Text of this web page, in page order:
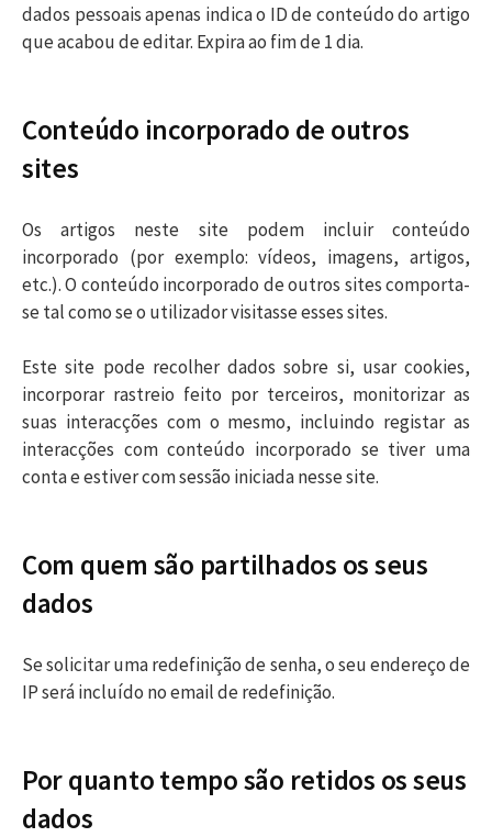
dados pessoais apenas indica o ID de conteúdo do artigo
que acabou de editar. Expira ao fim de 1 dia.
Conteúdo incorporado de outros
sites
Os artigos neste site podem incluir conteúdo
incorporado (por exemplo: vídeos, imagens, artigos,
etc.). O conteúdo incorporado de outros sites comporta-
se tal como se o utilizador visitasse esses sites.
Este site pode recolher dados sobre si, usar cookies,
incorporar rastreio feito por terceiros, monitorizar as
suas interacções com o mesmo, incluindo registar as
interacções com conteúdo incorporado se tiver uma
conta e estiver com sessão iniciada nesse site.
Com quem são partilhados os seus
dados
Se solicitar uma redefinição de senha, o seu endereço de
IP será incluído no email de redefinição.
Por quanto tempo são retidos os seus
dados